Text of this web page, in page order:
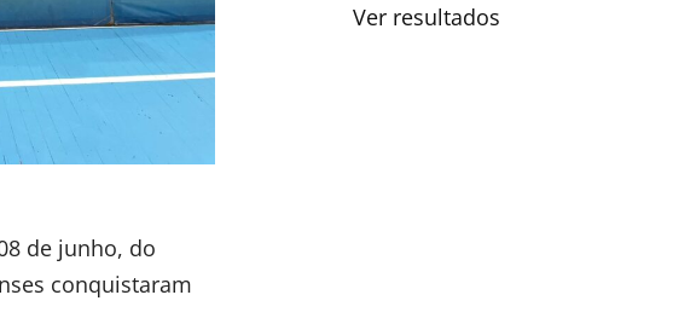
de junho, do
conquistaram
Ver resultados